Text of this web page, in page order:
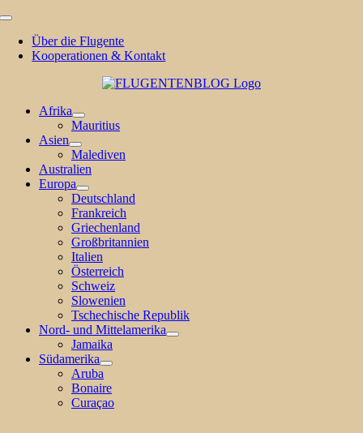
Zum
springen
Toggle
NavigationÜber die Flugente
Kooperationen & Kontakt
Afrika
Mauritius
Asien
Malediven
Australien
Europa
Deutschland
Frankreich
Griechenland
Großbritannien
Italien
Österreich
Schweiz
Slowenien
Tschechische Republik
Nord- und Mittelamerika
Jamaika
Südamerika
Aruba
Bonaire
Curaçao